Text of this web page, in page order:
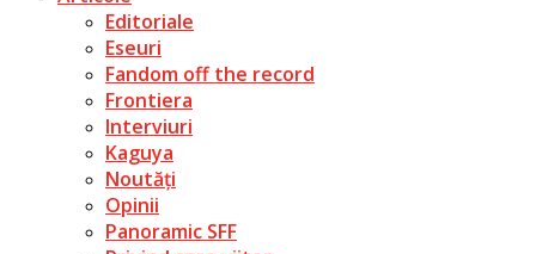
Editoriale
Eseuri
Fandom off the record
Frontiera
Interviuri
Kaguya
Noutăți
Opinii
Panoramic SFF